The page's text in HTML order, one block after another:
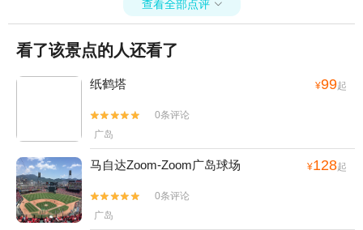
查看全部点评 
看了该景点的人还看了
纸鹤塔 ¥99起


0条评论
广岛
马自达Zoom-Zoom广岛球场 ¥128起


0条评论
广岛